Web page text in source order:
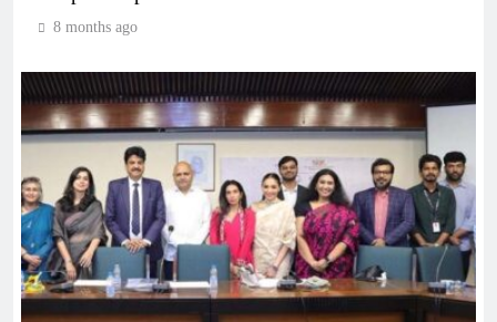
8 months ago